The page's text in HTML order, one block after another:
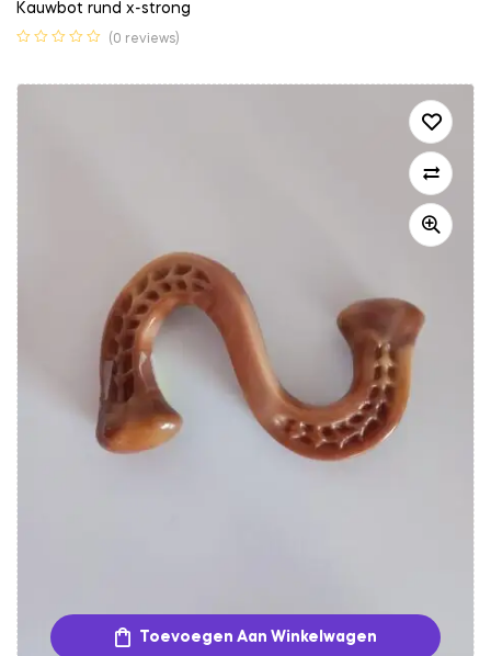
Kauwbot rund x-strong
(0 reviews)
Toevoegen Aan Winkelwagen